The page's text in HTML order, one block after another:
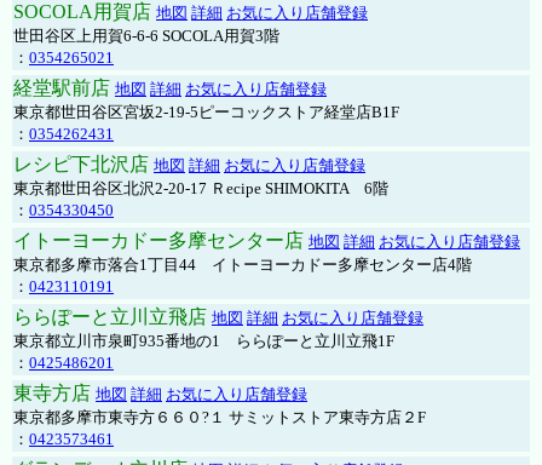
SOCOLA用賀店 地図 詳細 お気に入り店舗登録
世田谷区上用賀6-6-6 SOCOLA用賀3階
： 0354265021
経堂駅前店 地図 詳細 お気に入り店舗登録
東京都世田谷区宮坂2-19-5ピーコックストア経堂店B1F
： 0354262431
レシピ下北沢店 地図 詳細 お気に入り店舗登録
東京都世田谷区北沢2-20-17 Ｒecipe SHIMOKITA 6階
： 0354330450
イトーヨーカドー多摩センター店 地図 詳細 お気に入り店舗登録
東京都多摩市落合1丁目44 イトーヨーカドー多摩センター店4階
： 0423110191
ららぽーと立川立飛店 地図 詳細 お気に入り店舗登録
東京都立川市泉町935番地の1 ららぽーと立川立飛1F
： 0425486201
東寺方店 地図 詳細 お気に入り店舗登録
東京都多摩市東寺方６６０?１ サミットストア東寺方店２F
： 0423573461